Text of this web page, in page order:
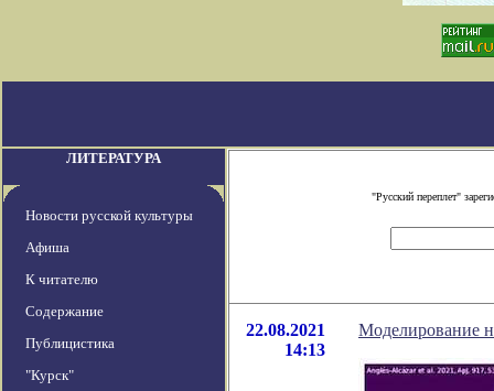
ЛИТЕРАТУРА
Новости русской культуры
Афиша
К читателю
Содержание
Публицистика
"Курск"
"Русский переплет"
22.08.2021
14:13
Моделирование